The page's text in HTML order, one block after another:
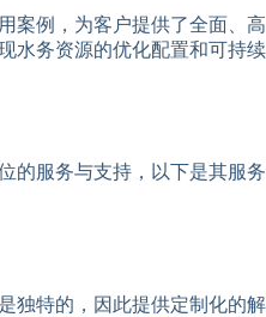
案例，为客户提供了全面、高
水务资源的优化配置和可持续
的服务与支持，以下是其服务
独特的，因此提供定制化的解